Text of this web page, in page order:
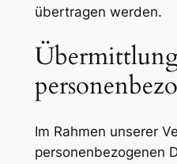
übertragen werden.
Im Rahmen unserer
personenbezogenen